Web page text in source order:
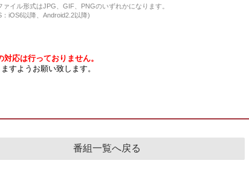
イル形式はJPG、GIF、PNGのいずれかになります。
iOS6以降、Android2.2以降)
応は行っておりません。
すようお願い致します。
番組一覧へ戻る